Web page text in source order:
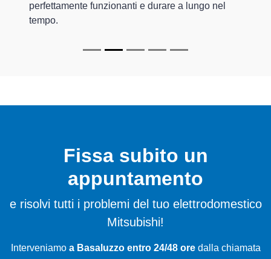
perfettamente funzionanti e durare a lungo nel
tempo.
Fissa subito un
appuntamento
e risolvi tutti i problemi del tuo elettrodomestico
Mitsubishi!
Interveniamo a Basaluzzo entro 24/48 oredalla chiamata